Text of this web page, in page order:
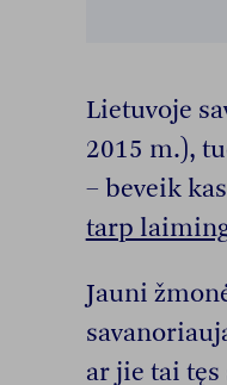
Lietuvoje
2015 m.),
– beveik
tarp
Jauni
ar jie tai tęs